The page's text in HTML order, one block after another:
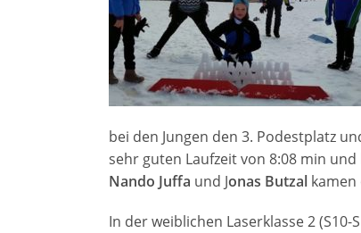
bei den Jungen den 3. Podestplatz
sehr guten Laufzeit von 8:08 min
Nando Juffa und Jonas Butzal kamen
In der weiblichen Laserklasse 2